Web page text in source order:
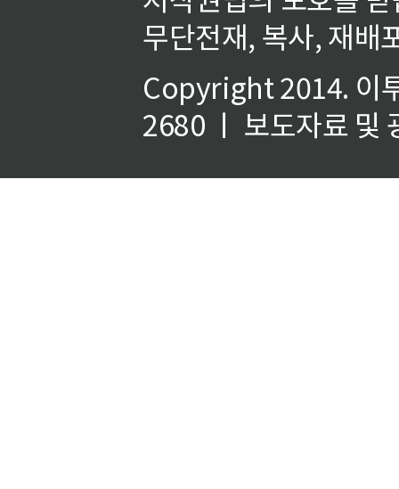
무단전재, 복사, 재배
Copyright 2014. 이
2680 ㅣ 보도자료